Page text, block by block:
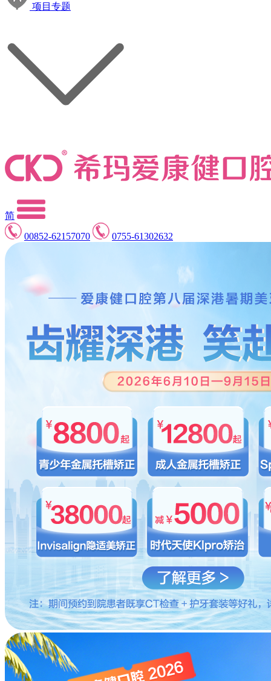
项目专题
简
00852-62157070
0755-61302632